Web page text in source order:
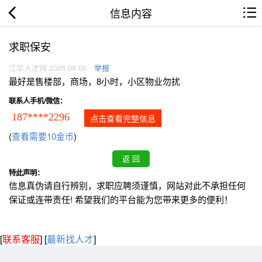
信息内容
求职保安
江华人才网 2026.08.06 举报
最好是售楼部，商场，8小时，小区物业勿扰
联系人手机/微信：
187****2296 点击查看完整信息
(查看需要10金币)
特此声明：
信息真伪请自行辨别，求职应聘须谨慎，网站对此不承担任何
保证或连带责任! 希望我们的平台能为您带来更多的便利！
[联系客服] [最新找人才]